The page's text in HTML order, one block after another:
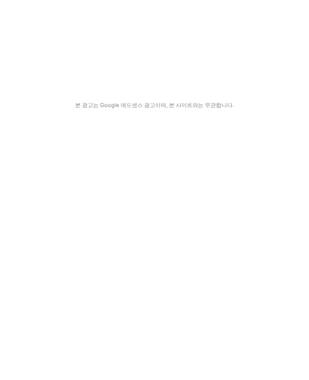
본 광고는 Google 애드센스 광고이며, 본 사이트와는 무관합니다.